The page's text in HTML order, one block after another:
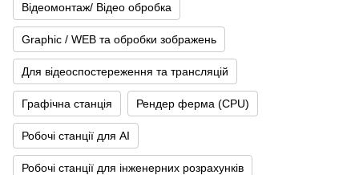
Відеомонтаж/ Відео обробка
Graphic / WEB та обробки зображень
Для відеоспостереження та трансляцій
Графічна станція Рендер ферма (CPU)
Робочі станції для AI
Робочі станції для інженерних розрахунків